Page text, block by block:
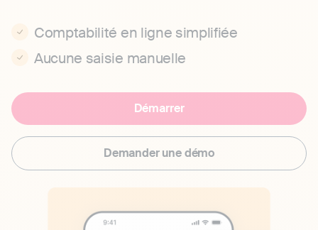
Comptabilité en ligne simplifiée
Aucune saisie manuelle
Démarrer
Demander une démo